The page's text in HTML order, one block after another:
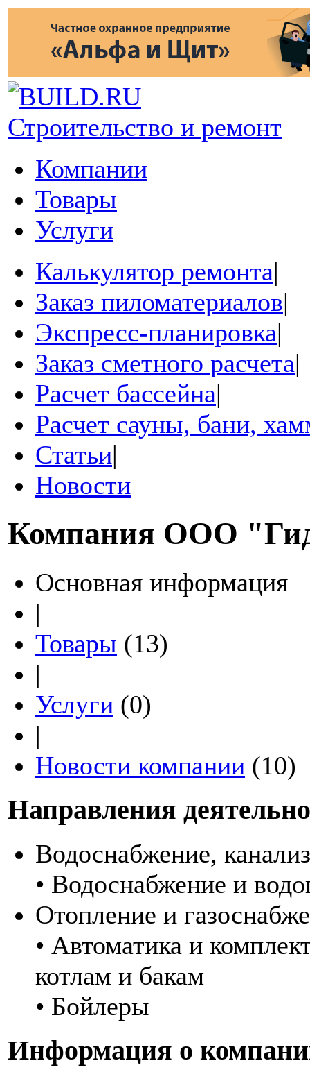
Строительство и ремонт
Компании
Товары
Услуги
Калькулятор ремонта|
Заказ пиломатериалов|
Экспресс-планировка|
Заказ сметного расчета|
Расчет бассейна|
Расчет сауны, бани,
Статьи|
Новости
Компания ООО
Основная информация
|
Товары (13)
|
Услуги (0)
|
Новости компании (10)
Направления
Водоснабжение,
• Водоснабжение и
Отопление и
• Автоматика и
котлам и бакам
• Бойлеры
Информация о